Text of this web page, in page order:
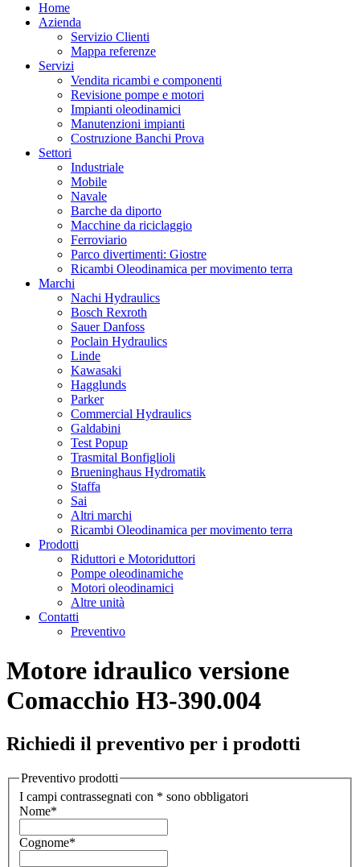
Home
Azienda
Servizio Clienti
Mappa referenze
Servizi
Vendita ricambi e componenti
Revisione pompe e motori
Impianti oleodinamici
Manutenzioni impianti
Costruzione Banchi Prova
Settori
Industriale
Mobile
Navale
Barche da diporto
Macchine da riciclaggio
Ferroviario
Parco divertimenti: Giostre
Ricambi Oleodinamica per movimento terra
Marchi
Nachi Hydraulics
Bosch Rexroth
Sauer Danfoss
Poclain Hydraulics
Linde
Kawasaki
Hagglunds
Parker
Commercial Hydraulics
Galdabini
Test Popup
Trasmital Bonfiglioli
Brueninghaus Hydromatik
Staffa
Sai
Altri marchi
Ricambi Oleodinamica per movimento terra
Prodotti
Riduttori e Motoriduttori
Pompe oleodinamiche
Motori oleodinamici
Altre unità
Contatti
Preventivo
Motore idraulico versione
Comacchio H3-390.004
Richiedi il preventivo per i prodotti
Preventivo prodotti
I campi contrassegnati con * sono obbligatori
Nome*
Cognome*